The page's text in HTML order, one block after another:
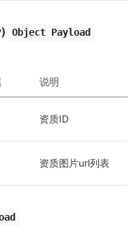
Object Payload
说明
资质ID
资质图片url列表